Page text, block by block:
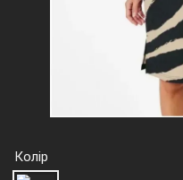
Колір